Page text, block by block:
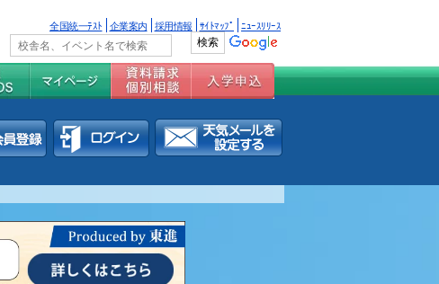
全国統一ﾃｽﾄ 企業案内 採用情報 ｻｲﾄﾏｯﾌﾟ ﾆｭｰｽﾘﾘｰｽ